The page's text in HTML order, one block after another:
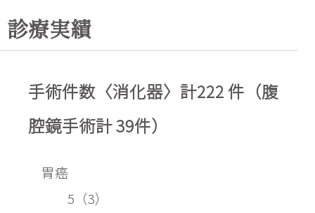
診療実績
手術件数〈消化器〉計222 件（腹
腔鏡手術計 39件）
胃癌
5（3）